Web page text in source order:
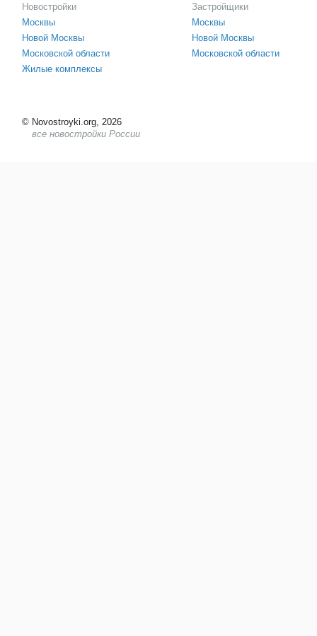
Новостройки
Москвы
Новой Москвы
Московской области
Жилые комплексы
Застройщики
Москвы
Новой Москвы
Московской области
© Novostroyki.org, 2026
все новостройки России